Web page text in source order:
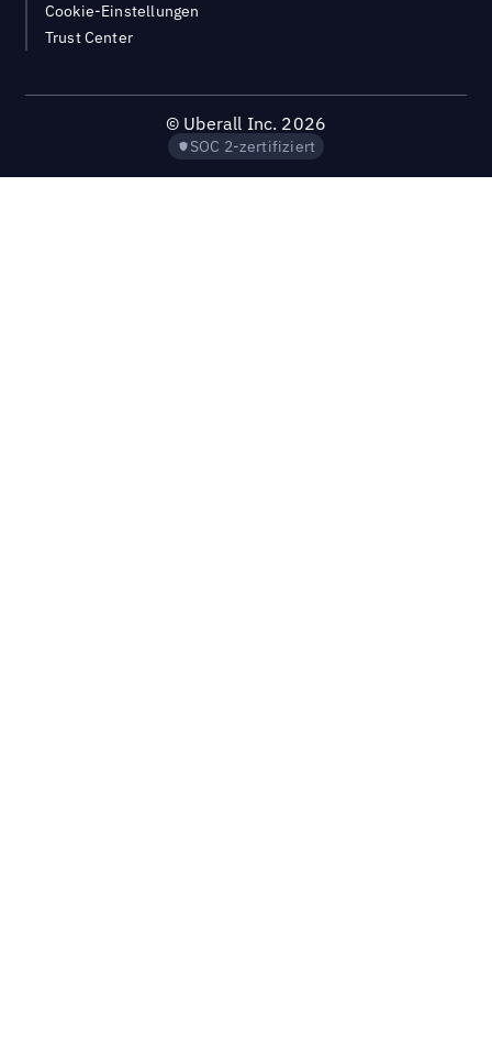
Cookie-Einstellungen
Trust Center
© Uberall Inc. 2026
SOC 2-zertifiziert